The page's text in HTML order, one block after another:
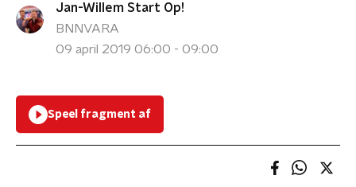
Jan-Willem Start Op!
BNNVARA
09 april 2019 06:00 - 09:00
Speel fragment af